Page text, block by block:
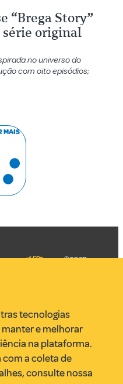
“Brega Story”
série original
no universo do
com oito episódios;
MAIS
©2025
tecnologias
e melhorar
na plataforma.
a coleta de
consulte nossa